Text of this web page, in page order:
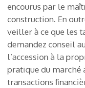
encourus par le
construction. En
veiller à ce que les
demandez conseil
l’accession à la
pratique du marché
transactions